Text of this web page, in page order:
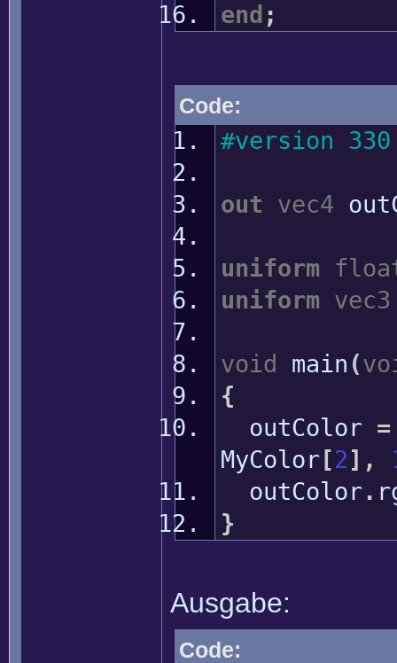
end ;
Code:
#version 330
out vec4
uniform
uniform vec3
void main (
{
outColor =
MyColor[2] ,
outColor.
}
Ausgabe:
Code: